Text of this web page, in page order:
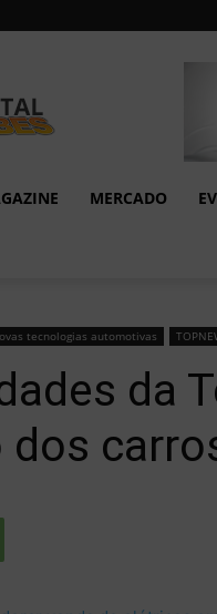
MERCADO
tecnologias automotivas
da
dos